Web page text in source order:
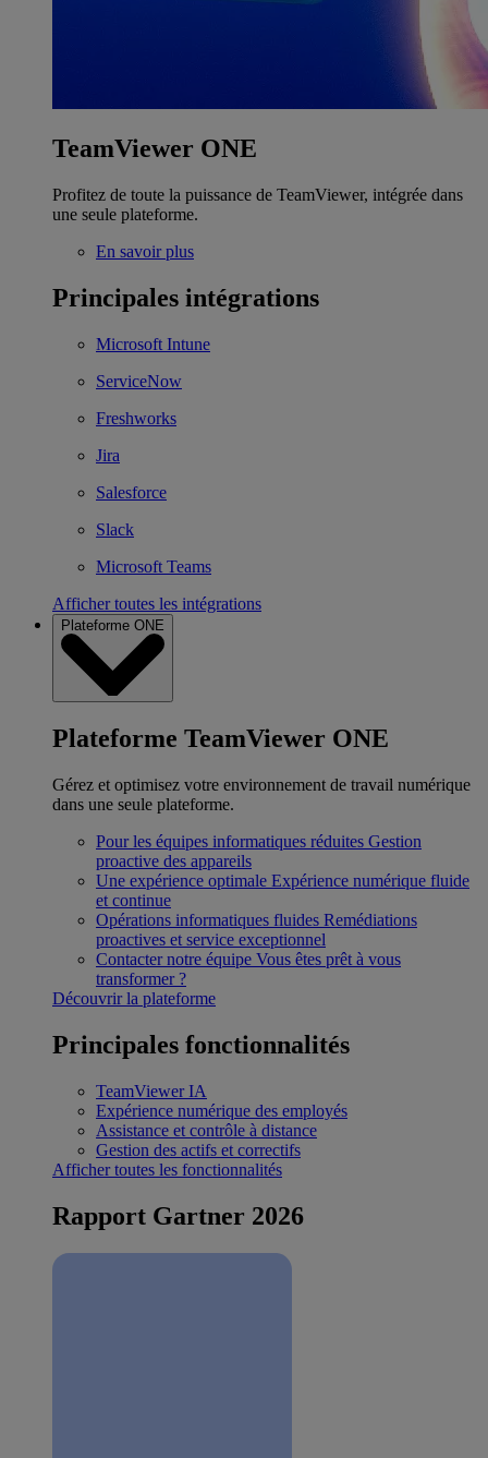
TeamViewer ONE
Profitez de toute la puissance de TeamViewer, intégrée dans
une seule plateforme.
En savoir plus
Principales intégrations
Microsoft Intune
ServiceNow
Freshworks
Jira
Salesforce
Slack
Microsoft Teams
Afficher toutes les intégrations
Plateforme ONE
Plateforme TeamViewer ONE
Gérez et optimisez votre environnement de travail numérique
dans une seule plateforme.
Pour les équipes informatiques réduites Gestion
proactive des appareils
Une expérience optimale Expérience numérique fluide
et continue
Opérations informatiques fluides Remédiations
proactives et service exceptionnel
Contacter notre équipe Vous êtes prêt à vous
transformer ?
Découvrir la plateforme
Principales fonctionnalités
TeamViewer IA
Expérience numérique des employés
Assistance et contrôle à distance
Gestion des actifs et correctifs
Afficher toutes les fonctionnalités
Rapport Gartner 2026